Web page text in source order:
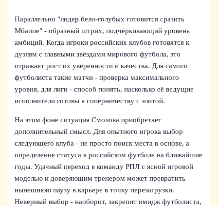
Параллельно "лидер бело-голубых готовится сразить
Мбаппе" - образный штрих, подчёркивающий уровень
амбиций. Когда игроки российских клубов готовятся к
дуэлям с главными звёздами мирового футбола, это
отражает рост их уверенности и качества. Для самого
футболиста такие матчи - проверка максимального
уровня, для лиги - способ понять, насколько её ведущие
исполнители готовы к соперничеству с элитой.
На этом фоне ситуация Смолова приобретает
дополнительный смысл. Для опытного игрока выбор
следующего клуба - не просто поиск места в основе, а
определение статуса в российском футболе на ближайшие
годы. Удачный переход в команду РПЛ с ясной игровой
моделью и доверяющим тренером может превратить
нынешнюю паузу в карьере в точку перезагрузки.
Неверный выбор - наоборот, закрепит имидж футболиста,